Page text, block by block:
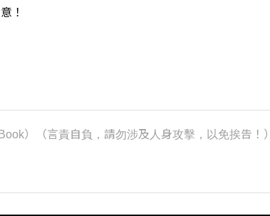
！
）（言責自負，請勿涉及人身攻擊，以免挨告！）